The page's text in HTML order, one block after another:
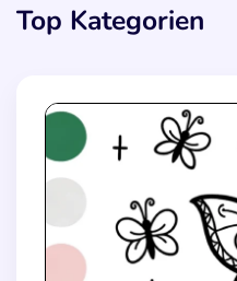
Top Kategorien